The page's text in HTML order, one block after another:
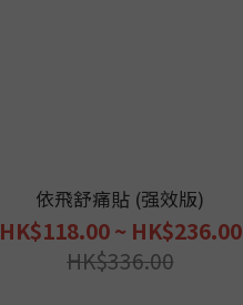
依飛舒痛貼 (强效版)
HK$118.00 ~ HK$236.00
HK$336.00